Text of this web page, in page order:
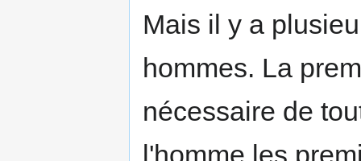
Mais il y a
hommes. La
nécessaire de
l'homme les